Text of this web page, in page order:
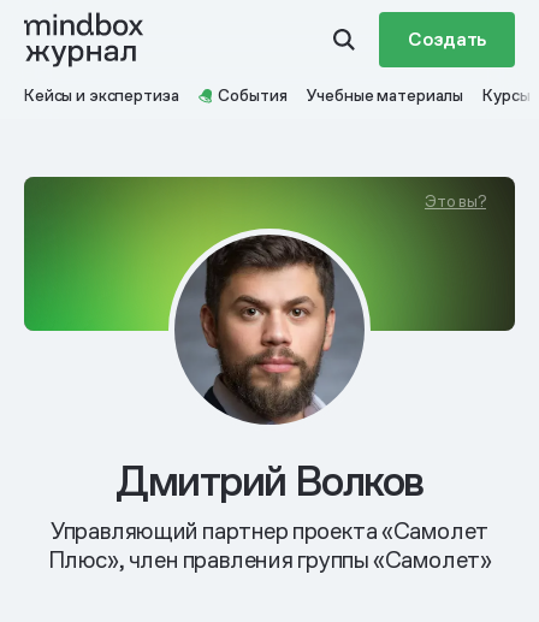
Создать
Кейсы и экспертиза События Учебные материалы Курсы
Это вы?
Дмитрий Волков
Управляющий партнер проекта «Самолет
Плюс», член правления группы «Самолет»